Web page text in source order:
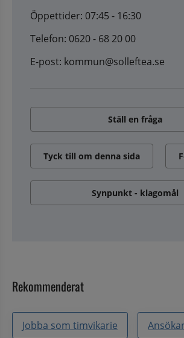
Öppettider: 07:45 - 16:30
Telefon: 0620 - 68 20 00
E-post: kommun@solleftea.se
Ställ en fråga
Tyck till om denna sida
Synpunkt - klagomål
Rekommenderat
Jobba som timvikarie